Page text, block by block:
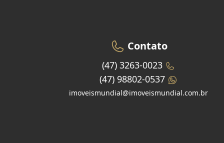
Contato
(47) 3263-0023
(47) 98802-0537
imoveismundial@imoveismundial.com.br